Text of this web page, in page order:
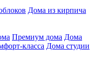
Дома из кирпича
Премиум дома Дома
класса Дома студии